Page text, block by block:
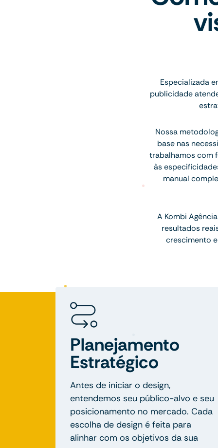
Especializada
publicidade
Nossa
base nas
trabalhamos com
às
manual
A Kombi
resultados
crescimento
Planejamento
Estratégico
Antes de iniciar o design,
entendemos seu público-alvo e seu
posicionamento no mercado. Cada
escolha de design é feita para
alinhar com os objetivos da sua